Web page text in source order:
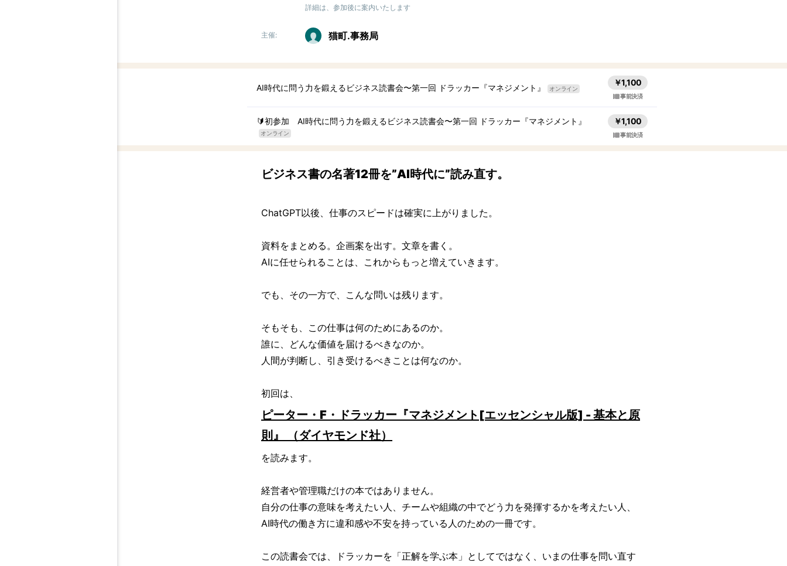
詳細は、参加後に案内いたします
主催: 猫町.事務局
AI時代に問う力を鍛えるビジネス読書会〜第一回 ドラッカー『マネジメント』 オンライン
￥1,100
事前決済
🔰初参加 AI時代に問う力を鍛えるビジネス読書会〜第一回 ドラッカー『マネジメント』
オンライン
￥1,100
事前決済
ビジネス書の名著12冊を”AI時代に”読み直す。
ChatGPT以後、仕事のスピードは確実に上がりました。
資料をまとめる。企画案を出す。文章を書く。
AIに任せられることは、これからもっと増えていきます。
でも、その一方で、こんな問いは残ります。
そもそも、この仕事は何のためにあるのか。
誰に、どんな価値を届けるべきなのか。
人間が判断し、引き受けるべきことは何なのか。
初回は、
ピーター・F・ドラッカー『マネジメント[エッセンシャル版] - 基本と原
則』 （ダイヤモンド社）
を読みます。
経営者や管理職だけの本ではありません。
自分の仕事の意味を考えたい人、チームや組織の中でどう力を発揮するかを考えたい人、
AI時代の働き方に違和感や不安を持っている人のための一冊です。
この読書会では、ドラッカーを「正解を学ぶ本」としてではなく、いまの仕事を問い直す